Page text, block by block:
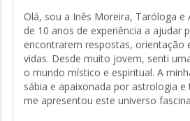
Olá, sou a Inês Moreira, Taróloga e
de 10 anos de experiência a ajudar
encontrarem respostas, orientação
vidas. Desde muito jovem, senti
o mundo místico e espiritual. A
sábia e apaixonada por astrologia e
me apresentou este universo